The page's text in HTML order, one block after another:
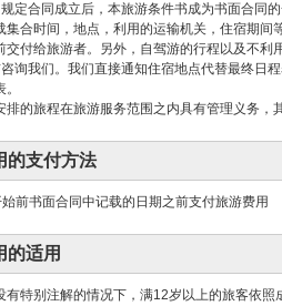
定合同成立后，本旅游条件书成为书面合同的
集合时间，地点，利用的运输机关，住宿期
交付给旅游者。另外，自驾游的行程以及不
询我们。我们直接通知住宿地点代替最终日
排的旅程在旅游服务范围之内具有管理义务，
的支付方法
前书面合同中记载的日期之前支付旅游费用
的适用
有特别注解的情况下，满12岁以上的旅客依